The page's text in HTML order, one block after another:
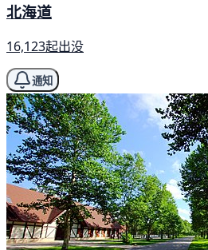
北海道
16,123起出没
通知